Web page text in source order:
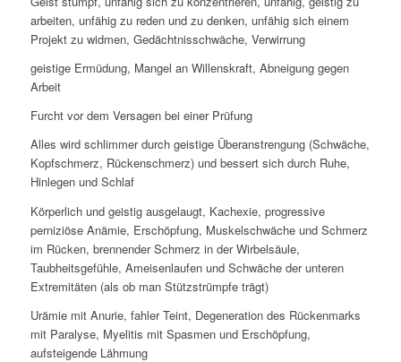
arbeiten, unfähig zu reden und zu denken, unfähig sich einem
Projekt zu widmen, Gedächtnisschwäche, Verwirrung
geistige Ermüdung, Mangel an Willenskraft, Abneigung gegen
Arbeit
Furcht vor dem Versagen bei einer Prüfung
Alles wird schlimmer durch geistige Überanstrengung (Schwäche,
Kopfschmerz, Rückenschmerz) und bessert sich durch Ruhe,
Hinlegen und Schlaf
Körperlich und geistig ausgelaugt, Kachexie, progressive
perniziöse Anämie, Erschöpfung, Muskelschwäche und Schmerz
im Rücken, brennender Schmerz in der Wirbelsäule,
Taubheitsgefühle, Ameisenlaufen und Schwäche der unteren
Extremitäten (als ob man Stützstrümpfe trägt)
Urämie mit Anurie, fahler Teint, Degeneration des Rückenmarks
mit Paralyse, Myelitis mit Spasmen und Erschöpfung,
aufsteigende Lähmung